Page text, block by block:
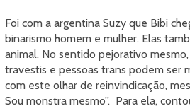
Foi com a argentina Suzy que Bibi
binarismo homem e mulher. Elas
animal. No sentido pejorativo
travestis e pessoas trans podem ser
com este olhar de reinvindicação,
Sou monstra mesmo”. Para ela,